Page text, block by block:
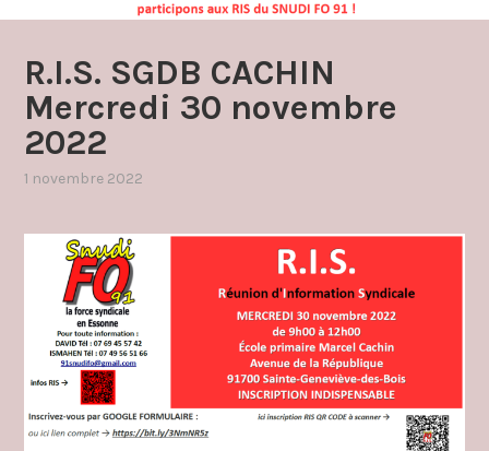
R.I.S. SGDB CACHIN
Mercredi 30 novembre
2022
1 novembre 2022